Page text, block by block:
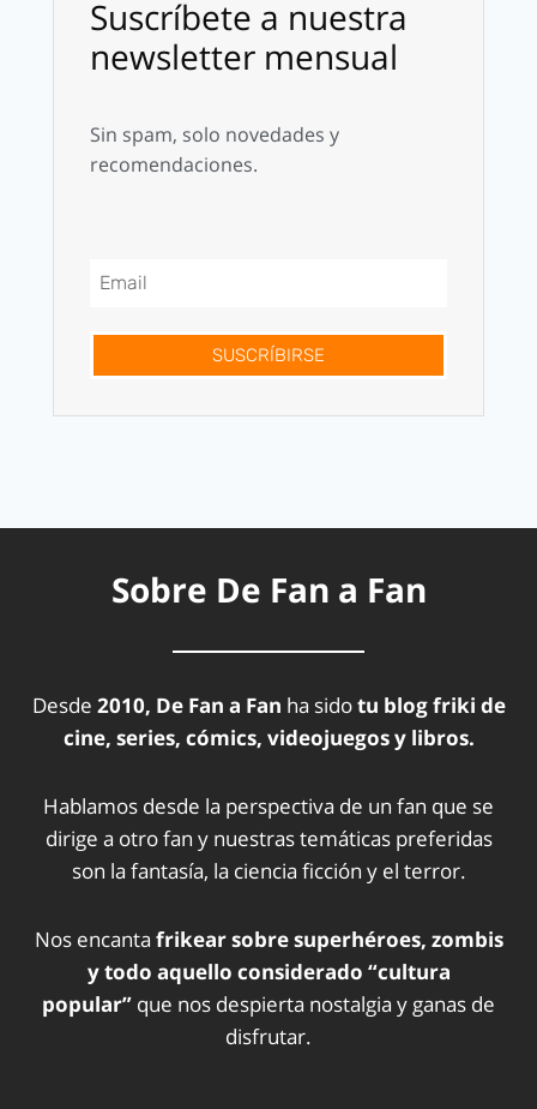
Suscríbete a nuestra
newsletter mensual
Sin spam, solo novedades y
recomendaciones.
SUSCRÍBIRSE
Sobre De Fan a Fan
Desde 2010, De Fan a Fan ha sidotu blog friki de
cine, series, cómics, videojuegos y libros.
Hablamos desde la perspectiva de un fan que se
dirige a otro fan y nuestras temáticas preferidas
son la fantasía, la ciencia ficción y el terror.
Nos encanta frikear sobre superhéroes, zombis
y todo aquello considerado “cultura
popular” que nos despierta nostalgia y ganas de
disfrutar.